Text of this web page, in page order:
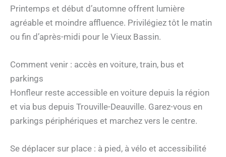
Printemps et début d’automne offrent lumière
agréable et moindre affluence. Privilégiez tôt le matin
ou fin d’après-midi pour le Vieux Bassin.
Comment venir : accès en voiture, train, bus et
parkings
Honfleur reste accessible en voiture depuis la région
et via bus depuis Trouville-Deauville. Garez-vous en
parkings périphériques et marchez vers le centre.
Se déplacer sur place : à pied, à vélo et accessibilité